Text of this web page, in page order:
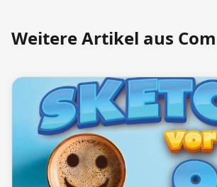
Weitere Artikel aus